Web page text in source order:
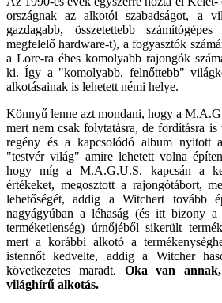
országnak az alkotói szabadságot, a
gazdagabb, összetettebb
megfelelő hardware-t), a fogyasztók
a Lore-ra éhes komolyabb rajongók
ki. Így a "komolyabb, felnőttebb"
alkotásainak is lehetett némi helye.
Könnyű lenne azt mondani, hogy a
mert nem csak folytatásra, de fordításra
regény és a kapcsolódó album nyitott
"testvér világ" amire lehetett volna
hogy míg a M.A.G.U.S. kapcsán a
értékeket, megosztott a rajongótábort,
lehetőségét, addig a Witchert tovább
nagyágyúban a léhaság (és itt bizony a
terméketlenség) úrnőjéből sikerült
mert a korábbi alkotó a
istennőt kedvelte, addig a Witcher
következetes maradt. Oka van
világhírű alkotás.